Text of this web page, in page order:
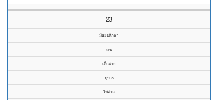
23
มัธยมศึกษา
ม.๒
เด็กชาย
บุษกร
ไพศาล